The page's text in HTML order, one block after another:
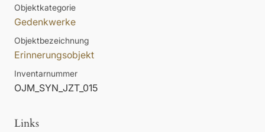
Objektkategorie
Gedenkwerke
Objektbezeichnung
Erinnerungsobjekt
Inventarnummer
OJM_SYN_JZT_015
Links